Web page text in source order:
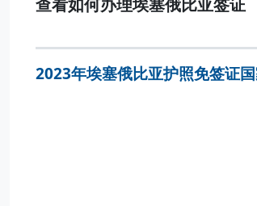
查看如何办理埃塞俄比亚签证
2023年埃塞俄比亚护照免签证